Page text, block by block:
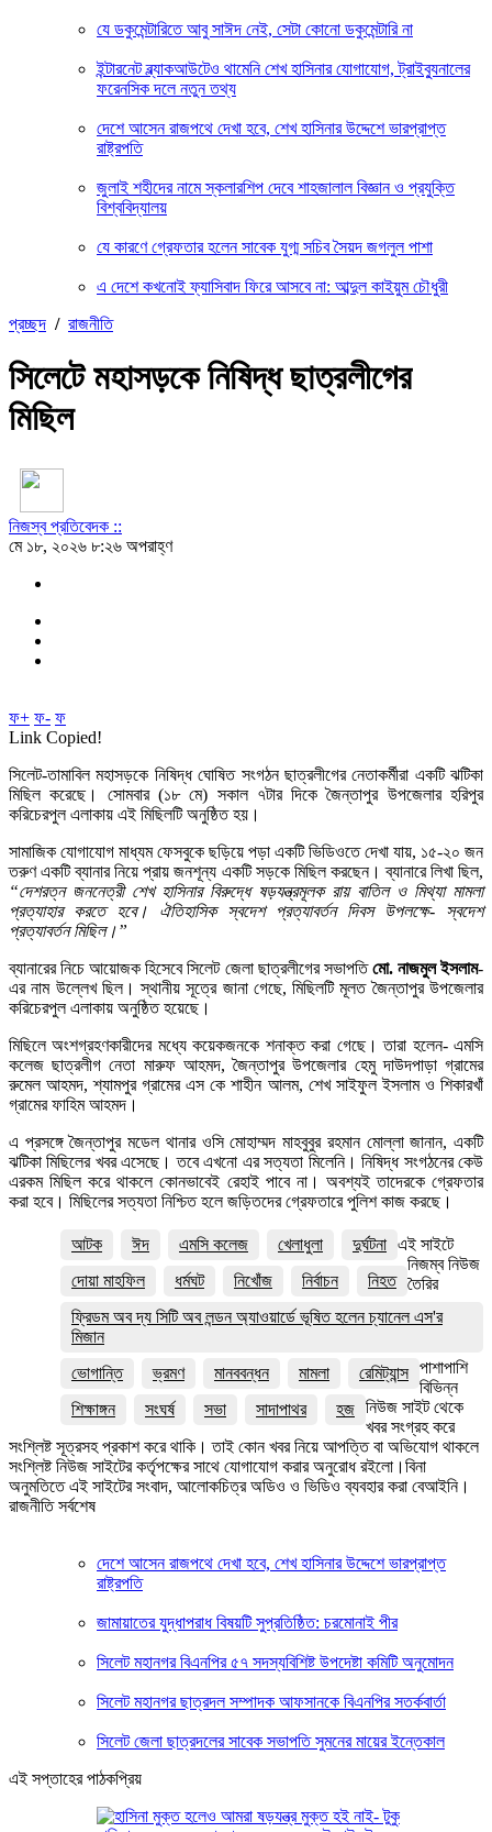
যে ডকুমেন্টারিতে আবু সাঈদ নেই, সেটা কোনো ডকুমেন্টারি না
ইন্টারনেট ব্ল্যাকআউটেও থামেনি শেখ হাসিনার যোগাযোগ, ট্রাইব্যুনালের
ফরেনসিক দলে নতুন তথ্য
দেশে আসেন রাজপথে দেখা হবে, শেখ হাসিনার উদ্দেশে ভারপ্রাপ্ত
রাষ্ট্রপতি
জুলাই শহীদের নামে স্কলারশিপ দেবে শাহজালাল বিজ্ঞান ও প্রযুক্তি
বিশ্ববিদ্যালয়
যে কারণে গ্রেফতার হলেন সাবেক যুগ্ম সচিব সৈয়দ জগলুল পাশা
এ দেশে কখনোই ফ্যাসিবাদ ফিরে আসবে না: আব্দুল কাইয়ুম চৌধুরী
প্রচ্ছদ / রাজনীতি
সিলেটে মহাসড়কে নিষিদ্ধ ছাত্রলীগের
মিছিল
নিজস্ব প্রতিবেদক ::
মে ১৮, ২০২৬ ৮:২৬ অপরাহ্ণ
ফ+ ফ- ফ
Link Copied!
সিলেট-তামাবিল মহাসড়কে নিষিদ্ধ ঘোষিত সংগঠন ছাত্রলীগের নেতাকর্মীরা একটি ঝটিকা
মিছিল করেছে। সোমবার (১৮ মে) সকাল ৭টার দিকে জৈন্তাপুর উপজেলার হরিপুর
করিচেরপুল এলাকায় এই মিছিলটি অনুষ্ঠিত হয়।
সামাজিক যোগাযোগ মাধ্যম ফেসবুকে ছড়িয়ে পড়া একটি ভিডিওতে দেখা যায়, ১৫-২০ জন
তরুণ একটি ব্যানার নিয়ে প্রায় জনশূন্য একটি সড়কে মিছিল করছেন। ব্যানারে লিখা ছিল,
“দেশরত্ন জননেত্রী শেখ হাসিনার বিরুদ্ধে ষড়যন্ত্রমূলক রায় বাতিল ও মিথ্যা মামলা
প্রত্যাহার করতে হবে। ঐতিহাসিক স্বদেশ প্রত্যাবর্তন দিবস উপলক্ষে- স্বদেশ
প্রত্যাবর্তন মিছিল।”
ব্যানারের নিচে আয়োজক হিসেবে সিলেট জেলা ছাত্রলীগের সভাপতিমো. নাজমুল ইসলাম-
এর নাম উল্লেখ ছিল। স্থানীয় সূত্রে জানা গেছে, মিছিলটি মূলত জৈন্তাপুর উপজেলার
করিচেরপুল এলাকায় অনুষ্ঠিত হয়েছে।
মিছিলে অংশগ্রহণকারীদের মধ্যে কয়েকজনকে শনাক্ত করা গেছে। তারা হলেন- এমসি
কলেজ ছাত্রলীগ নেতা মারুফ আহমদ, জৈন্তাপুর উপজেলার হেমু দাউদপাড়া গ্রামের
রুমেল আহমদ, শ্যামপুর গ্রামের এস কে শাহীন আলম, শেখ সাইফুল ইসলাম ও শিকারখাঁ
গ্রামের ফাহিম আহমদ।
এ প্রসঙ্গে জৈন্তাপুর মডেল থানার ওসি মোহাম্মদ মাহবুবুর রহমান মোল্লা জানান, একটি
ঝটিকা মিছিলের খবর এসেছে। তবে এখনো এর সত্যতা মিলেনি। নিষিদ্ধ সংগঠনের কেউ
এরকম মিছিল করে থাকলে কোনভাবেই রেহাই পাবে না। অবশ্যই তাদেরকে গ্রেফতার
করা হবে। মিছিলের সত্যতা নিশ্চিত হলে জড়িতদের গ্রেফতারে পুলিশ কাজ করছে।
আটক ঈদ এমসি কলেজ খেলাধুলা
দুর্ঘটনা
দোয়া মাহফিল
ধর্মঘট নিখোঁজ নির্বাচন
নিহত
ফ্রিডম অব দ্য সিটি অব লন্ডন অ্যাওয়ার্ডে ভূষিত হলেন চ্যানেল এস'র
মিজান
ভোগান্তি
ভ্রমণ মানববন্ধন মামলা
রেমিট্যান্স
শিক্ষাঙ্গন
সংঘর্ষ সভা সাদাপাথর হজ
এই সাইটে
নিজম্ব নিউজ
তৈরির
পাশাপাশি
বিভিন্ন
নিউজ সাইট থেকে
খবর সংগ্রহ করে
সংশ্লিষ্ট সূত্রসহ প্রকাশ করে থাকি। তাই কোন খবর নিয়ে আপত্তি বা অভিযোগ থাকলে
সংশ্লিষ্ট নিউজ সাইটের কর্তৃপক্ষের সাথে যোগাযোগ করার অনুরোধ রইলো।বিনা
অনুমতিতে এই সাইটের সংবাদ, আলোকচিত্র অডিও ও ভিডিও ব্যবহার করা বেআইনি।
রাজনীতি সর্বশেষ
দেশে আসেন রাজপথে দেখা হবে, শেখ হাসিনার উদ্দেশে ভারপ্রাপ্ত
রাষ্ট্রপতি
জামায়াতের যুদ্ধাপরাধ বিষয়টি সুপ্রতিষ্ঠিত: চরমোনাই পীর
সিলেট মহানগর বিএনপির ৫৭ সদস্যবিশিষ্ট উপদেষ্টা কমিটি অনুমোদন
সিলেট মহানগর ছাত্রদল সম্পাদক আফসানকে বিএনপির সতর্কবার্তা
সিলেট জেলা ছাত্রদলের সাবেক সভাপতি সুমনের মায়ের ইন্তেকাল
এই সপ্তাহের পাঠকপ্রিয়